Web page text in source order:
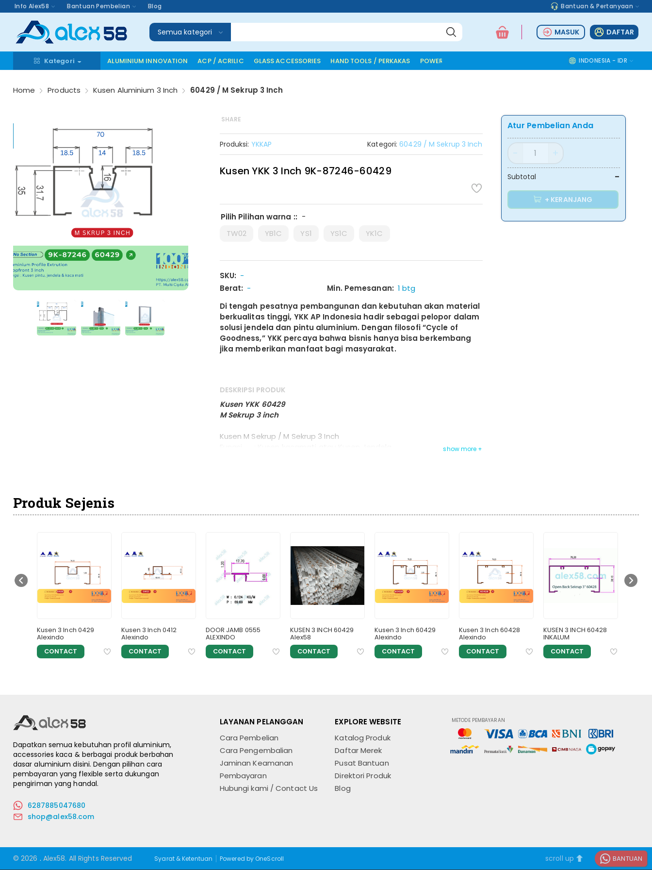
Info Alex58 Bantuan Pembelian Blog Bantuan & Pertanyaan
Semua kategori MASUK DAFTAR
Kategori ALUMINIUM INNOVATION ACP / ACRILIC GLASS ACCESSORIES HAND TOOLS / PERKAKAS POWER TOOLS SAFETY TOOLS
INDONESIA - IDR
Home Products Kusen Aluminium 3 Inch 60429 / M Sekrup 3 Inch
SHARE
Produksi: YKKAP Kategori:60429 / M Sekrup 3 Inch
Kusen YKK 3 Inch 9K-87246-60429
Pilih Pilihan warna :: -
TW02 YB1C YS1 YS1C YK1C
SKU: -
Berat: - Min. Pemesanan: 1 btg
Di tengah pesatnya pembangunan dan kebutuhan akan material
berkualitas tinggi, YKK AP Indonesia hadir sebagai pelopor dalam
solusi jendela dan pintu aluminium. Dengan filosofi “Cycle of
Goodness,” YKK percaya bahwa bisnis hanya bisa berkembang
jika memberikan manfaat bagi masyarakat.
DESKRIPSI PRODUK
Kusen YKK 60429
M Sekrup 3 inch
Kusen M Sekrup / M Sekrup 3 Inch
Atur Pembelian Anda
Subtotal -
+ KERANJANG
Produk Sejenis
Kusen 3 Inch 0429
Alexindo
CONTACT
Kusen 3 Inch 0412
Alexindo
CONTACT
DOOR JAMB 0555
ALEXINDO
CONTACT
KUSEN 3 INCH 60429
Alex58
CONTACT
Kusen 3 Inch 60429
Alexindo
CONTACT
Kusen 3 Inch 60428
Alexindo
CONTACT
KUSEN 3 INCH 60428
INKALUM
CONTACT
Dapatkan semua kebutuhan profil aluminium,
accessories kaca & berbagai produk berbahan
dasar aluminium disini. Dengan pilihan cara
pembayaran yang flexible serta dukungan
pengiriman yang handal.
6287885047680
shop@alex58.com
LAYANAN PELANGGAN
Cara Pembelian
Cara Pengembalian
Jaminan Keamanan
Pembayaran
Hubungi kami / Contact Us
EXPLORE WEBSITE
Katalog Produk
Daftar Merek
Pusat Bantuan
Direktori Produk
Blog
METODE PEMBAYARAN
© 2026 . Alex58. All Rights Reserved Syarat & Ketentuan Powered by OneScroll scroll up